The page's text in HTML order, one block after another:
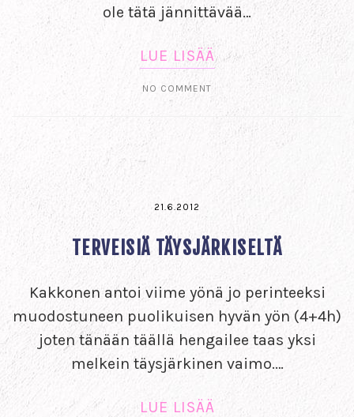
ole tätä jännittävää…
LUE LISÄÄ
NO COMMENT
21.6.2012
TERVEISIÄ TÄYSJÄRKISELTÄ
Kakkonen antoi viime yönä jo perinteeksi
muodostuneen puolikuisen hyvän yön (4+4h)
joten tänään täällä hengailee taas yksi
melkein täysjärkinen vaimo.…
LUE LISÄÄ